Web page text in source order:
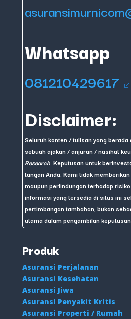
Whatsapp
081210429617
Disclaimer:
Seluruh konten / tulisan yang berada
sebuah ajakan / anjuran / nasihat
Research . Keputusan untuk
tangan Anda. Kami tidak
maupun perlindungan terhadap
informasi yang tersedia di situs ini
pertimbangan tambahan, bukan
utama dalam pengambilan keputusan
Produk
Asuransi Perjalanan
Asuransi Kesehatan
Asuransi Jiwa
Asuransi Penyakit Kritis
Asuransi Properti / Rumah